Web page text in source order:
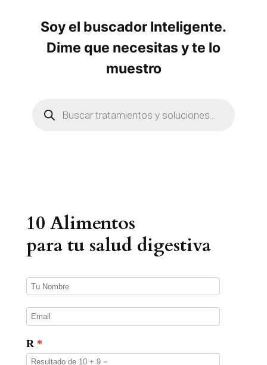
Soy el buscador Inteligente.
Dime que necesitas y te lo
muestro
o
d
c
t
s
10 Alimentos
para tu salud digestiva